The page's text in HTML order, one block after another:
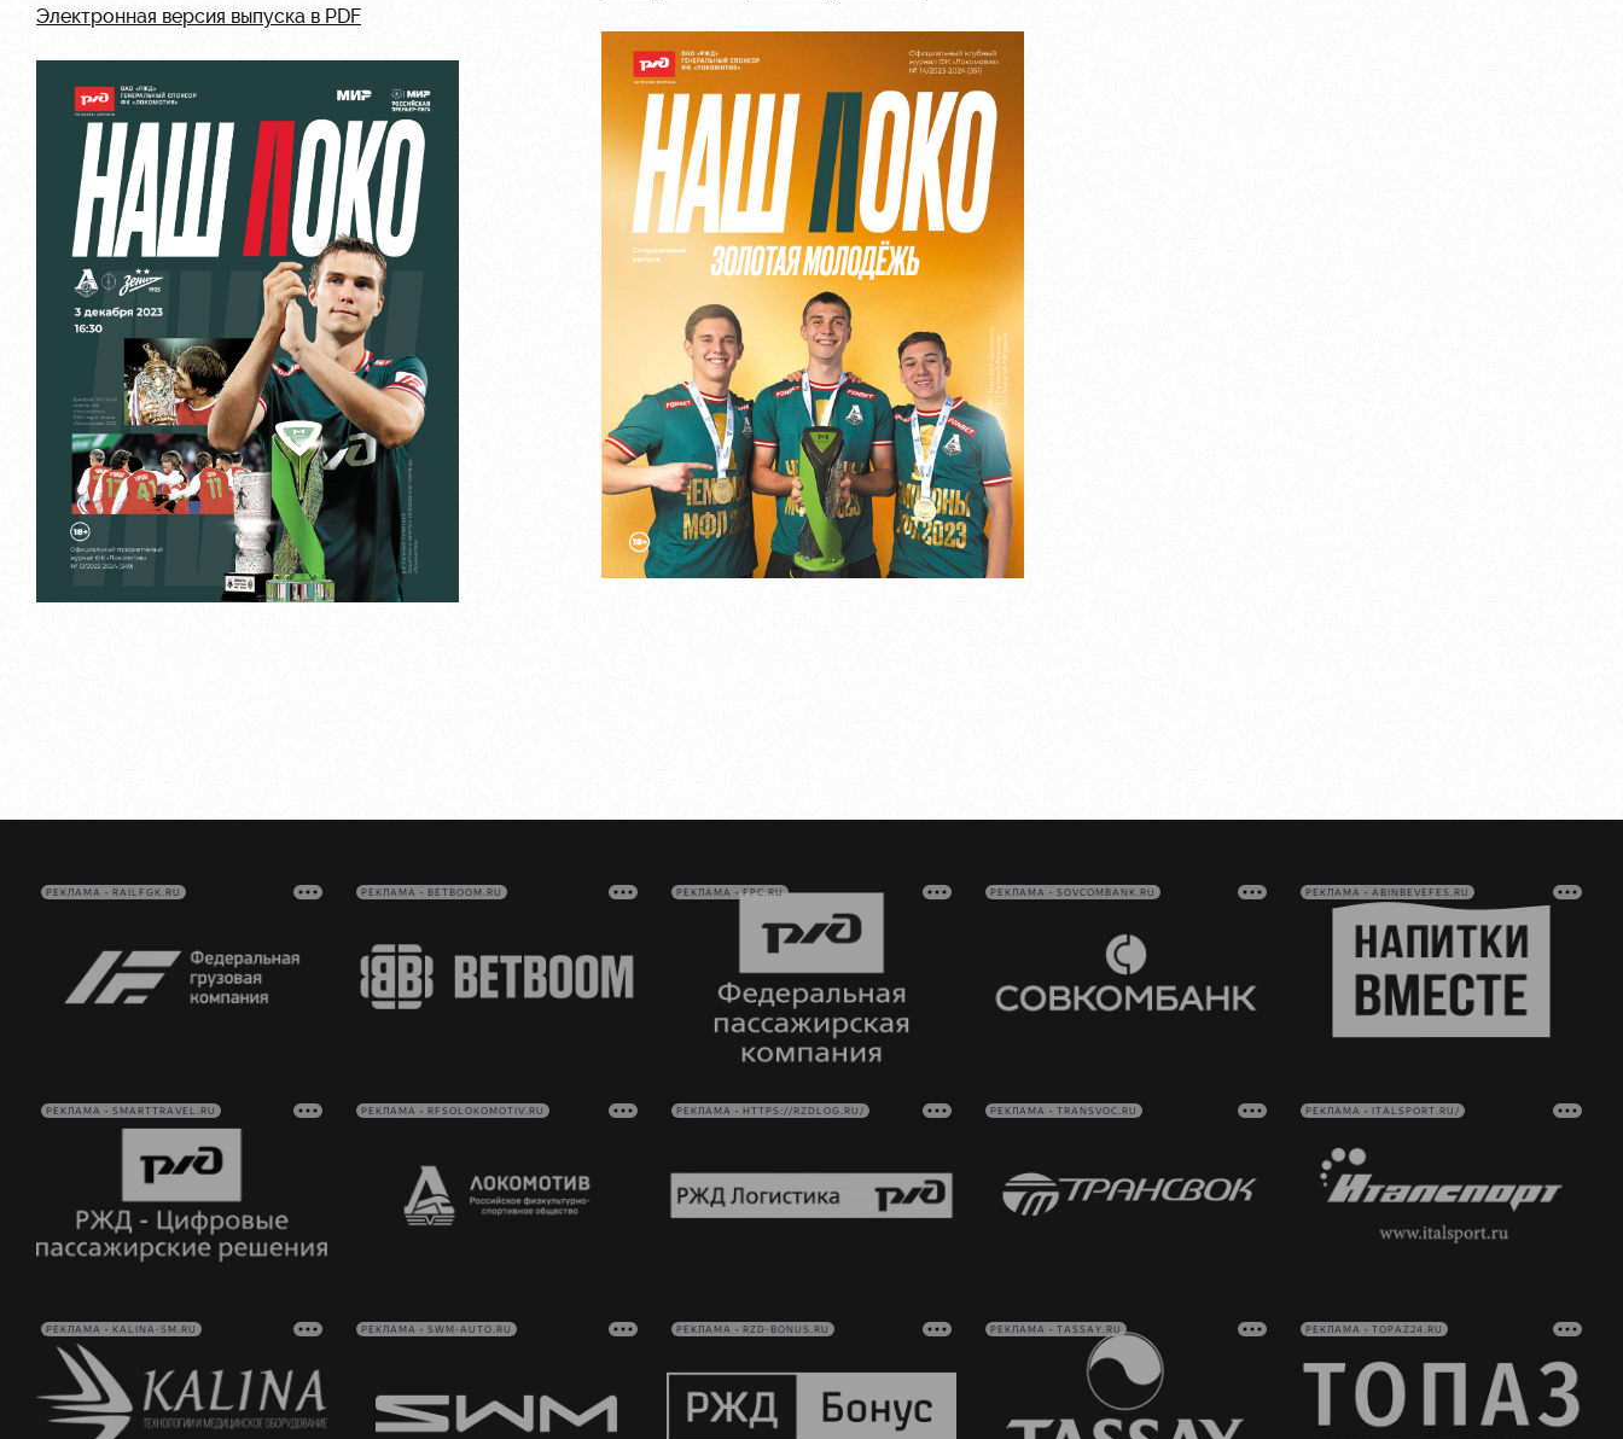
Электронная версия выпуска в PDF
РЕКЛАМА • RAILFGK.RU РЕКЛАМА • BETBOOM.RU РЕКЛАМА • FPC.RU РЕКЛАМА • SOVCOMBANK.RU РЕКЛАМА • ABINBEVEFES.RU
РЕКЛАМА • SMARTTRAVEL.RU РЕКЛАМА • RFSOLOKOMOTIV.RU РЕКЛАМА • HTTPS://RZDLOG.RU/ РЕКЛАМА • TRANSVOC.RU РЕКЛАМА • ITALSPORT.RU/
РЕКЛАМА • KALINA-SM.RU РЕКЛАМА • SWM-AUTO.RU РЕКЛАМА • RZD-BONUS.RU РЕКЛАМА • TASSAY.RU РЕКЛАМА • TOPAZ24.RU